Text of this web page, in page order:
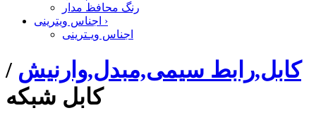
رنگ محافظ مدار
›
اجناس ویـترینی
کابل,رابط سیمی,مبدل,وارنیش /
کابل شبکه